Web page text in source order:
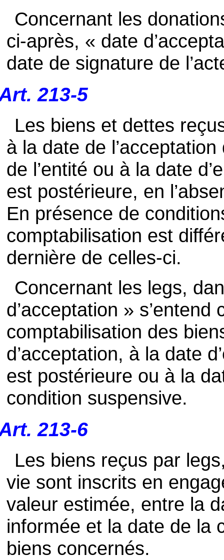
Concernant les
ci-après, « date
date de signature de
213-5
Les biens et dettes
à la date de
de l’entité ou à la date
est postérieure, en
En présence de
comptabilisation est
dernière de celles-ci.
Concernant les legs,
d’acceptation »
comptabilisation des
d’acceptation, à la date
est postérieure ou à la
condition suspensive.
213-6
Les biens reçus par
vie sont inscrits en
valeur estimée, entre la
informée et la date de la
biens concernés.